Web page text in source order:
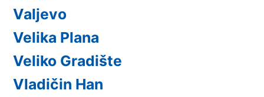
Valjevo
Velika Plana
Veliko Gradište
Vladičin Han